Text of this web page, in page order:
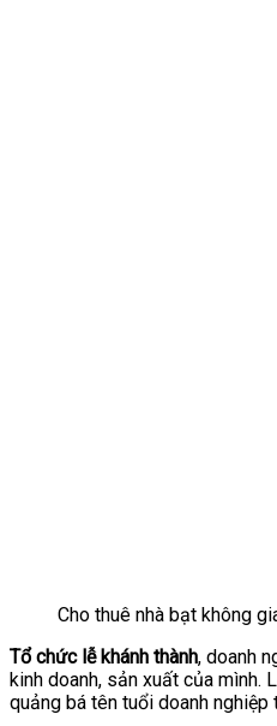
Cho thuê nhà bạt không
Tổ chức lễ khánh thành, doanh
kinh doanh, sản xuất của mình.
quảng bá tên tuổi doanh